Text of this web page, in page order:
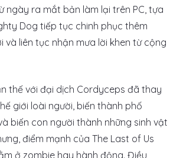
ngày ra mắt bản làm lại trên PC, tựa
Dog tiếp tục chinh phục thêm
và liên tục nhận mưa lời khen từ cộng
thế với đại dịch Cordyceps đã thay
giới loài người, biến thành phố
biến con người thành những sinh vật
điểm mạnh của The Last of Us
ở zombie hay hành động. Điều